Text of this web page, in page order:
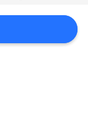
اطلب
اقتباس